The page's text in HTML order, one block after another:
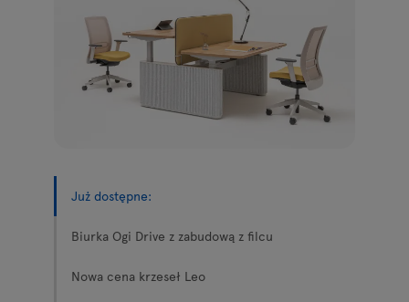
Tamo
Już dostępne:
Biurka Ogi Drive z zabudową z filcu
Nowa cena krzeseł Leo